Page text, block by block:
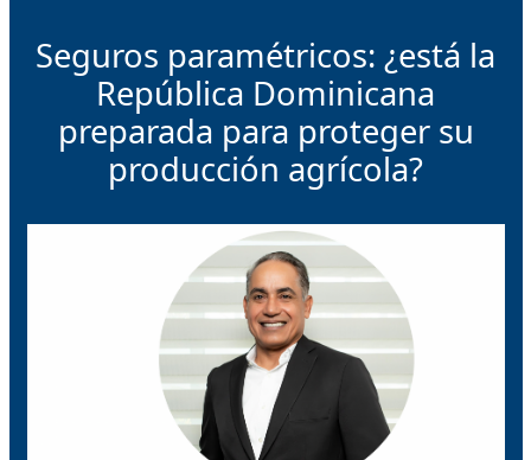
Seguros paramétricos: ¿está la
República Dominicana
preparada para proteger su
producción agrícola?